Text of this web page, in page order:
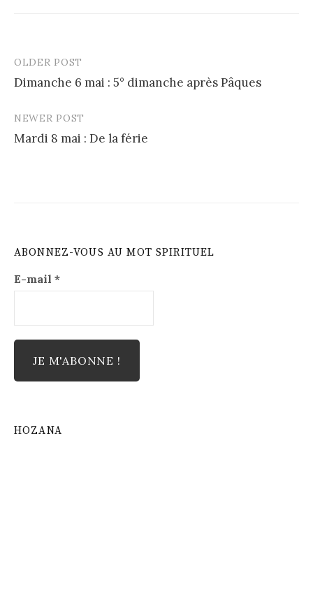
Post
navigation
OLDER POST
Dimanche 6 mai : 5° dimanche après Pâques
NEWER POST
Mardi 8 mai : De la férie
ABONNEZ-VOUS AU MOT SPIRITUEL
E-mail *
HOZANA